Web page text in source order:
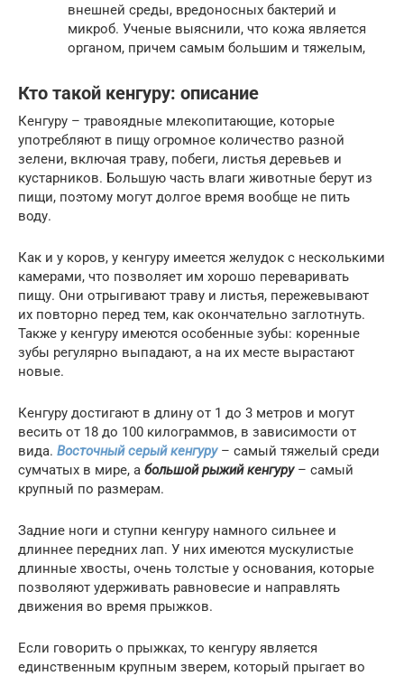
внешней среды, вредоносных бактерий и
микроб. Ученые выяснили, что кожа является
органом, причем самым большим и тяжелым,
Кто такой кенгуру: описание
Кенгуру – травоядные млекопитающие, которые
употребляют в пищу огромное количество разной
зелени, включая траву, побеги, листья деревьев и
кустарников. Большую часть влаги животные берут из
пищи, поэтому могут долгое время вообще не пить
воду.
Как и у коров, у кенгуру имеется желудок с несколькими
камерами, что позволяет им хорошо переваривать
пищу. Они отрыгивают траву и листья, пережевывают
их повторно перед тем, как окончательно заглотнуть.
Также у кенгуру имеются особенные зубы: коренные
зубы регулярно выпадают, а на их месте вырастают
новые.
Кенгуру достигают в длину от 1 до 3 метров и могут
весить от 18 до 100 килограммов, в зависимости от
вида. Восточный серый кенгуру– самый тяжелый среди
сумчатых в мире, а большой рыжий кенгуру– самый
крупный по размерам.
Задние ноги и ступни кенгуру намного сильнее и
длиннее передних лап. У них имеются мускулистые
длинные хвосты, очень толстые у основания, которые
позволяют удерживать равновесие и направлять
движения во время прыжков.
Если говорить о прыжках, то кенгуру является
единственным крупным зверем, который прыгает во